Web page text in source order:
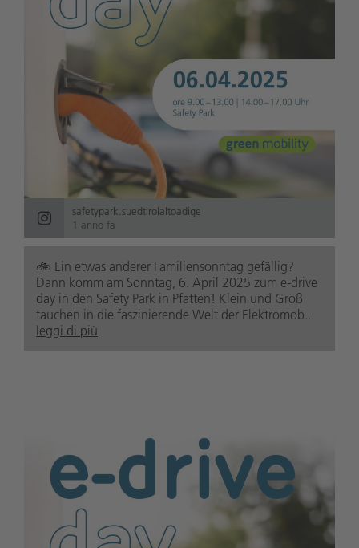
safetypark.suedtirolaltoadige
1 anno fa
🚲️ Ein etwas anderer Familiensonntag gefällig?
Dann komm am Sonntag, 6. April 2025 zum e-drive
day in den Safety Park in Pfatten! Klein und Groß
tauchen in die faszinierende Welt der Elektromob...
leggi di più